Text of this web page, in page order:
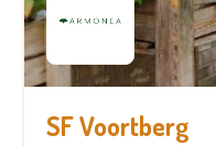
SF Voortberg